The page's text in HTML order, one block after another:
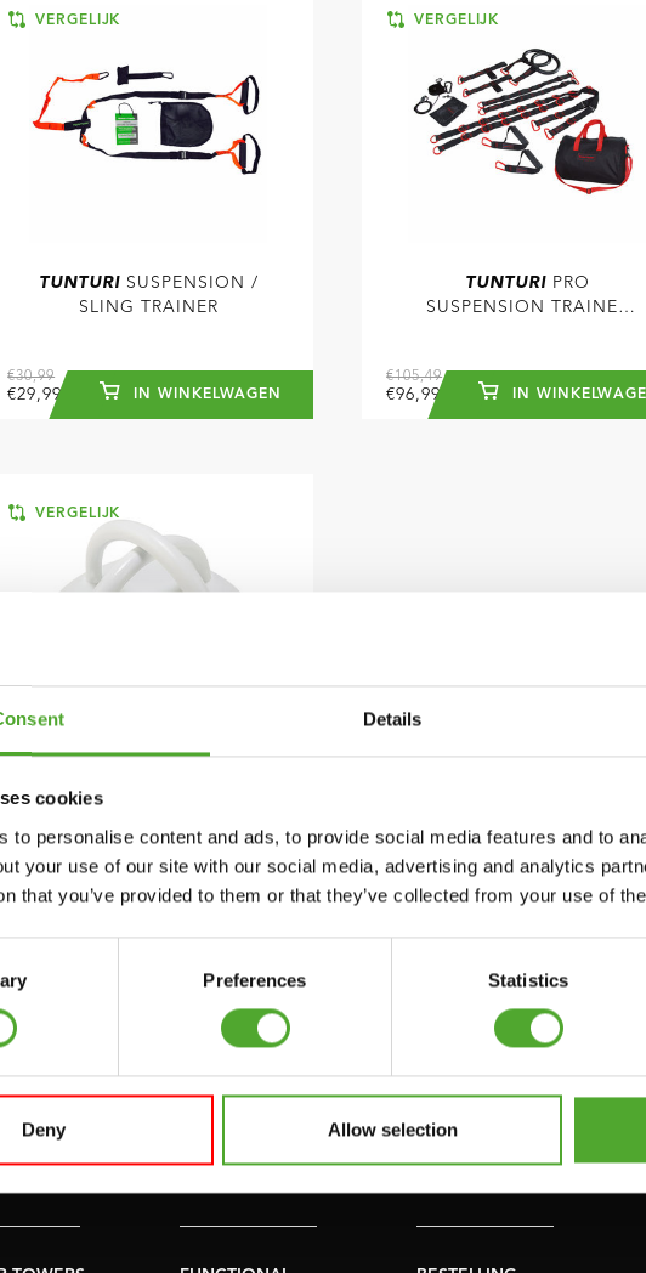
Details
cookies
to personalise content and ads, to provide social media features and to
your use of our site with our social media, advertising and analytics
that you’ve provided to them or that they’ve collected from your use of
Preferences Statistics
Deny Allow selection
VERGELIJK
TUNTURISUSPENSION /
SLING TRAINER
€30,99
€29,99 IN WINKELWAGEN
VERGELIJK
TUNTURIPRO
SUSPENSION TRAINER
€105,49
€96,99 IN
VERGELIJK
TRAINER -
€9,99 IN WINKELWAGEN
onze nieuwsbrief!